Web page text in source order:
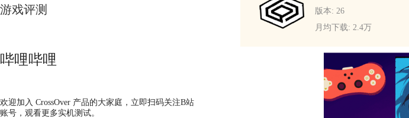
游戏评测
哔哩哔哩
欢迎加入 CrossOver 产品的大家庭，立即扫码关注B站
账号，观看更多实机测试。
版本: 26
月均下载: 2.4万